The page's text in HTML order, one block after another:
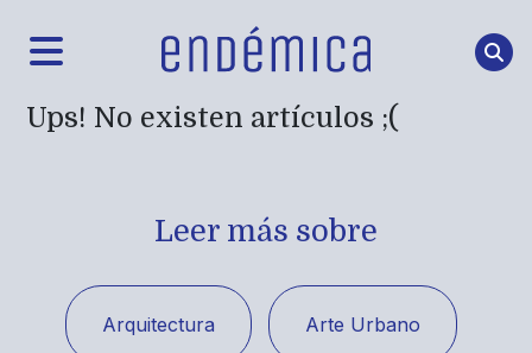
Ups! No existen artículos ;(
Leer más sobre
Arquitectura Arte Urbano